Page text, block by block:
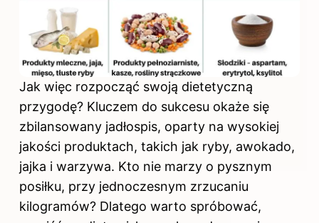
Jak więc rozpocząć swoją dietetyczną
przygodę? Kluczem do sukcesu okaże się
zbilansowany jadłospis, oparty na wysokiej
jakości produktach, takich jak ryby, awokado,
jajka i warzywa. Kto nie marzy o pysznym
posiłku, przy jednoczesnym zrzucaniu
kilogramów? Dlatego warto spróbować,